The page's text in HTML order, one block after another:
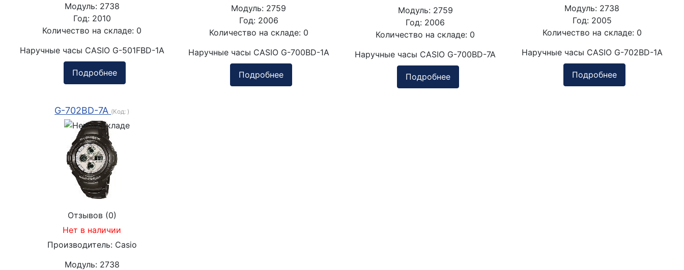
Модуль: 2738
Год: 2010
Количество на складе: 0
Наручные часы CASIO G-501FBD-1A
Подробнее
Модуль: 2759
Год: 2006
Количество на складе: 0
Наручные часы CASIO G-700BD-1A
Подробнее
Модуль: 2759
Год: 2006
Количество на складе: 0
Наручные часы CASIO G-700BD-7A
Подробнее
Модуль: 2738
Год: 2005
Количество на складе: 0
Наручные часы CASIO G-702BD-1A
Подробнее
G-702BD-7A (Код: )
Отзывов (0)
Нет в наличии
Производитель: Casio
Модуль: 2738